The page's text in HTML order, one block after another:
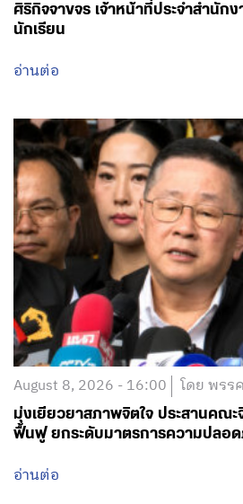
ศิริกิจจาขจร เจ้าหน้าที่ประจำสำนัก
นักเรียน
อ่านต่อ
August 8, 2026 - 16:00 โดย พรร
มุ่งเยียวยาสภาพจิตใจ ประสานคณ
ฟื้นฟู ยกระดับมาตรการความปลอ
อ่านต่อ